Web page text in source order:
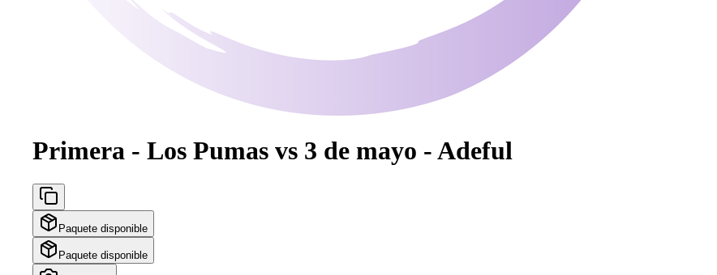
Primera - Los Pumas vs 3 de mayo - Adeful
Paquete disponible
Paquete disponible